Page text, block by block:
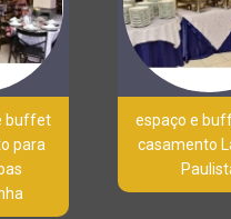
buffet
para
espaço e
casamento